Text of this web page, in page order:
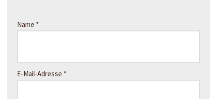
Name *
E-Mail-Adresse *